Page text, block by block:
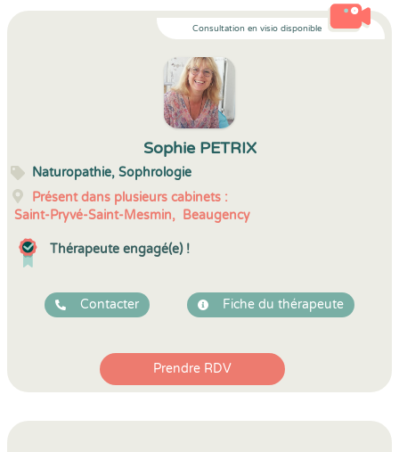
Consultation en visio disponible
Sophie PETRIX
Naturopathie, Sophrologie
Présent dans plusieurs cabinets :
Saint-Pryvé-Saint-Mesmin, Beaugency
Thérapeute engagé(e) !
Contacter Fiche du thérapeute
Prendre RDV